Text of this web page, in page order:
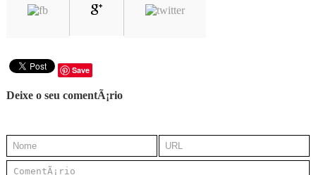
Save
Deixe o seu comentÃ¡rio